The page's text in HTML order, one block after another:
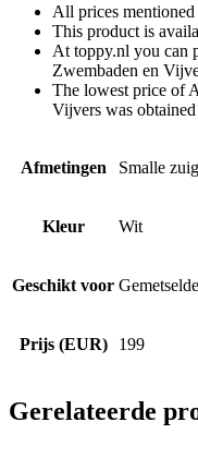
All prices
This product is
At toppy.nl you can
Zwembaden en
The lowest price of
Vijvers was
Afmetingen Smalle
Kleur Wit
Geschikt voor
Prijs (EUR) 199
Gerelateerde